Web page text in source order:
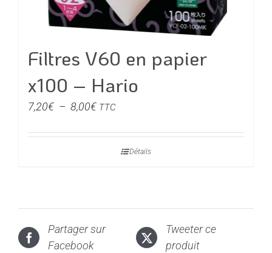
Filtres V60 en papier
x100 – Hario
7,20€ – 8,00€Plage
prix :
7,20€
TTC
Détails
Partager sur
Facebook
Tweeter ce
produit